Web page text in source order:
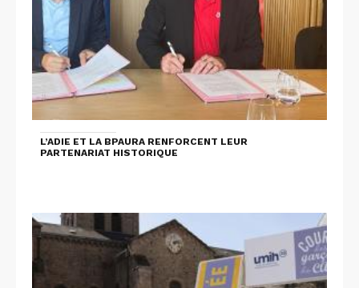
L’ADIE ET LA BPAURA RENFORCENT LEUR
PARTENARIAT HISTORIQUE